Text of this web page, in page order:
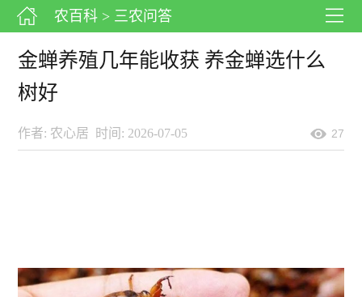
农百科 > 三农问答
金蝉养殖几年能收获 养金蝉选什么
树好
作者: 农心居 时间: 2026-07-05 27